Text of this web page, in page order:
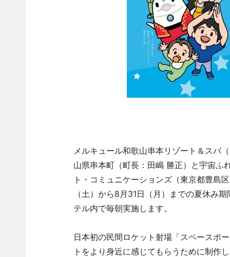
メルキュール和歌山串本リゾート＆スパ
山県串本町（町長：田嶋 勝正）と宇宙
ト・コミュニケーションズ（東京都豊島
（土）から8月31日（月）までの夏休み
テル内で毎朝実施します。
日本初の民間ロケット射場「スペースポ
トをより身近に感じてもらうために制作